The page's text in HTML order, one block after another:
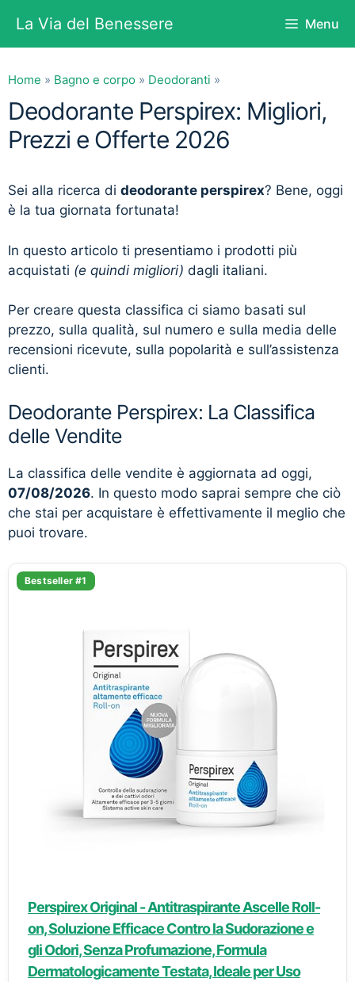
contenuto
La Via del Benessere Menu
Home » Bagno e corpo » Deodoranti »
Deodorante Perspirex: Migliori,
Prezzi e Offerte 2026
Sei alla ricerca di deodorante perspirex? Bene, oggi
è la tua giornata fortunata!
In questo articolo ti presentiamo i prodotti più
acquistati (e quindi migliori) dagli italiani.
Per creare questa classifica ci siamo basati sul
prezzo, sulla qualità, sul numero e sulla media delle
recensioni ricevute, sulla popolarità e sull’assistenza
clienti.
Deodorante Perspirex: La Classifica
delle Vendite
La classifica delle vendite è aggiornata ad oggi,
07/08/2026. In questo modo saprai sempre che ciò
che stai per acquistare è effettivamente il meglio che
puoi trovare.
Bestseller #1
Perspirex Original - Antitraspirante Ascelle Roll-
on, Soluzione Efficace Contro la Sudorazione e
gli Odori, Senza Profumazione, Formula
Dermatologicamente Testata, Ideale per Uso